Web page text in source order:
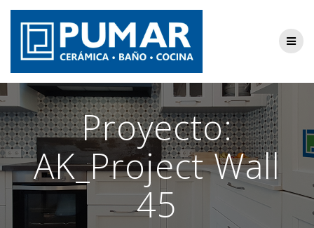
Saltar
al
contenido
Proyecto:
AK_Project Wall
45